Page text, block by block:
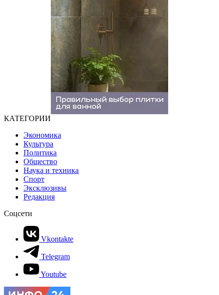
КАТЕГОРИИ
Экономика
Культура
Политика
Общество
Наука и техника
Спорт
Эксклюзивы
Редакция
Соцсети
Vkontakte
Telegram
Youtube